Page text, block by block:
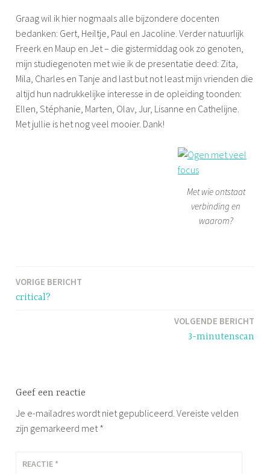
Graag wil ik hier nogmaals alle bijzondere docenten
bedanken: Gert, Heiltje, Paul en Jacoline. Verder natuurlijk
Freerk en Maup en Jet – die gistermiddag ook zo genoten,
mijn studiegenoten met wie ik de presentatie deed: Zita,
Mila, Charles en Tanje and last but not least mijn vrienden die
altijd hun nadrukkelijke interesse in de opleiding toonden:
Ellen, Stéphanie, Marten, Olav, Jur, Lisanne en Cathelijne.
Met jullie is het nog veel mooier. Dank!
Met wie ontstaat
verbinding en
waarom?
t
a
r
Bericht
VORIGE BERICHT
critical?
VOLGENDE BERICHT
3-minutenscan
Geef een reactie
Je e-mailadres wordt niet gepubliceerd. Vereiste velden
zijn gemarkeerd met*
REACTIE *